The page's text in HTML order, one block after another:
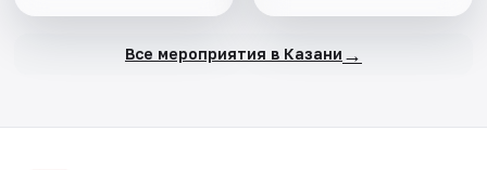
Все мероприятия в Казани →